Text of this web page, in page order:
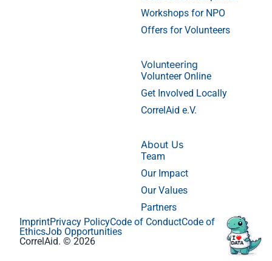
Workshops for NPO
Offers for Volunteers
Volunteering
Volunteer Online
Get Involved Locally
CorrelAid e.V.
About Us
Team
Our Impact
Our Values
Partners
CorrelAid. © 2026
ImprintPrivacy PolicyCode of ConductCode of
EthicsJob Opportunities